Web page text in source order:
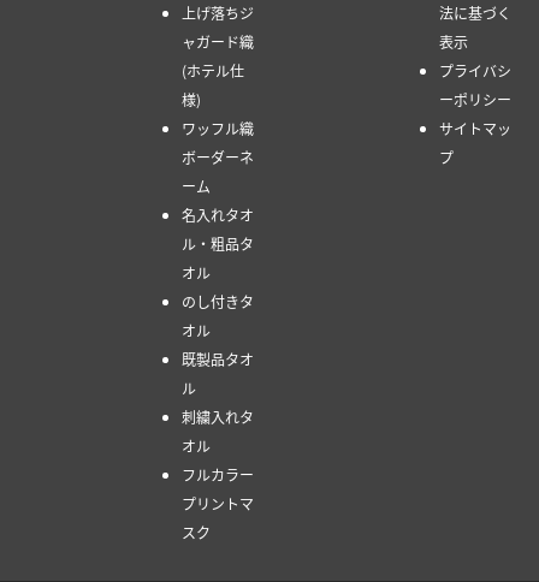
上げ落ちジ
ャガード織
(ホテル仕
様)
ワッフル織
ボーダーネ
ーム
名入れタオ
ル・粗品タ
オル
のし付きタ
オル
既製品タオ
ル
刺繍入れタ
オル
フルカラー
プリントマ
スク
法に基づく
表示
プライバシ
ーポリシー
サイトマッ
プ